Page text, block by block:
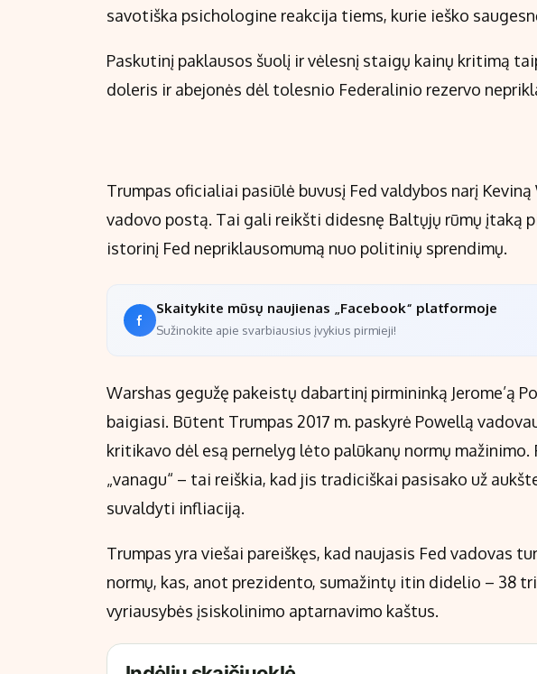
savotiška psichologine reakcija tiems, kurie ieško
Paskutinį paklausos šuolį ir vėlesnį staigų kainų kritimą
doleris ir abejonės dėl tolesnio Federalinio rezervo
Trumpas oficialiai pasiūlė buvusį Fed valdybos narį
vadovo postą. Tai gali reikšti didesnę Baltųjų rūmų įtaką
istorinį Fed nepriklausomumą nuo politinių sprendimų.
Skaitykite mūsų naujienas „Facebook“ platformoje
Sužinokite apie svarbiausius įvykius pirmieji!
Warshas gegužę pakeistų dabartinį pirmininką Jerome’ą
baigiasi. Būtent Trumpas 2017 m. paskyrė Powellą
kritikavo dėl esą pernelyg lėto palūkanų normų mažinimo.
„vanagu“ – tai reiškia, kad jis tradiciškai pasisako už
suvaldyti infliaciją.
Trumpas yra viešai pareiškęs, kad naujasis Fed vadovas
normų, kas, anot prezidento, sumažintų itin didelio – 38
vyriausybės įsiskolinimo aptarnavimo kaštus.